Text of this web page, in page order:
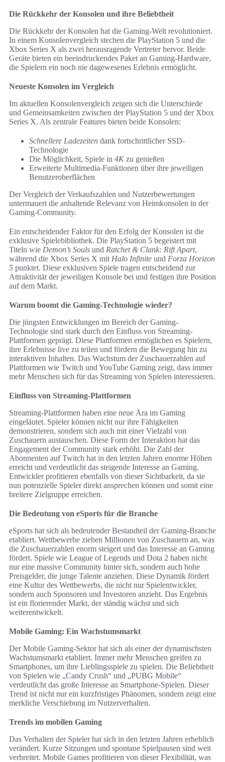
Die Rückkehr der Konsolen und ihre Beliebtheit
Die Rückkehr der Konsolen hat die Gaming-Welt revolutioniert.
In einem Konsolenvergleich stechen die PlayStation 5 und die
Xbox Series X als zwei herausragende Vertreter hervor. Beide
Geräte bieten ein beeindruckendes Paket an Gaming-Hardware,
die Spielern ein noch nie dagewesenes Erlebnis ermöglicht.
Neueste Konsolen im Vergleich
Im aktuellen Konsolenvergleich zeigen sich die Unterschiede
und Gemeinsamkeiten zwischen der PlayStation 5 und der Xbox
Series X. Als zentrale Features bieten beide Konsolen:
Schnellere Ladezeiten dank fortschrittlicher SSD-
Technologie
Die Möglichkeit, Spiele in 4Kzu genießen
Erweiterte Multimedia-Funktionen über ihre jeweiligen
Benutzeroberflächen
Der Vergleich der Verkaufszahlen und Nutzerbewertungen
untermauert die anhaltende Relevanz von Heimkonsolen in der
Gaming-Community.
Ein entscheidender Faktor für den Erfolg der Konsolen ist die
exklusive Spielebibliothek. Die PlayStation 5 begeistert mit
Titeln wie Demon’s Souls und Ratchet & Clank: Rift Apart,
während die Xbox Series X mit Halo Infinite und Forza Horizon
5 punktet. Diese exklusiven Spiele tragen entscheidend zur
Attraktivität der jeweiligen Konsole bei und festigen ihre Position
auf dem Markt.
Warum boomt die Gaming-Technologie wieder?
Die jüngsten Entwicklungen im Bereich der Gaming-
Technologie sind stark durch den Einfluss von Streaming-
Plattformen geprägt. Diese Plattformen ermöglichen es Spielern,
ihre Erlebnisse live zu teilen und fördern die Bewegung hin zu
interaktiven Inhalten. Das Wachstum der Zuschauerzahlen auf
Plattformen wie Twitch und YouTube Gaming zeigt, dass immer
mehr Menschen sich für das Streaming von Spielen interessieren.
Einfluss von Streaming-Plattformen
Streaming-Plattformen haben eine neue Ära im Gaming
eingeläutet. Spieler können nicht nur ihre Fähigkeiten
demonstrieren, sondern sich auch mit einer Vielzahl von
Zuschauern austauschen. Diese Form der Interaktion hat das
Engagement der Community stark erhöht. Die Zahl der
Abonnenten auf Twitch hat in den letzten Jahren enorme Höhen
erreicht und verdeutlicht das steigende Interesse an Gaming.
Entwickler profitieren ebenfalls von dieser Sichtbarkeit, da sie
nun potenzielle Spieler direkt ansprechen können und somit eine
breitere Zielgruppe erreichen.
Die Bedeutung von eSports für die Branche
eSports hat sich als bedeutender Bestandteil der Gaming-Branche
etabliert. Wettbewerbe ziehen Millionen von Zuschauern an, was
die Zuschauerzahlen enorm steigert und das Interesse an Gaming
fördert. Spiele wie League of Legends und Dota 2 haben nicht
nur eine massive Community hinter sich, sondern auch hohe
Preisgelder, die junge Talente anziehen. Diese Dynamik fördert
eine Kultur des Wettbewerbs, die nicht nur Spielentwickler,
sondern auch Sponsoren und Investoren anzieht. Das Ergebnis
ist ein florierender Markt, der ständig wächst und sich
weiterentwickelt.
Mobile Gaming: Ein Wachstumsmarkt
Der Mobile Gaming-Sektor hat sich als einer der dynamischsten
Wachstumsmarkt etabliert. Immer mehr Menschen greifen zu
Smartphones, um ihre Lieblingsspiele zu spielen. Die Beliebtheit
von Spielen wie „Candy Crush“ und „PUBG Mobile“
verdeutlicht das große Interesse an Smartphone-Spielen. Dieser
Trend ist nicht nur ein kurzfristiges Phänomen, sondern zeigt eine
merkliche Verschiebung im Nutzerverhalten.
Trends im mobilen Gaming
Das Verhalten der Spieler hat sich in den letzten Jahren erheblich
verändert. Kurze Sitzungen und spontane Spielpausen sind weit
verbreitet. Mobile Games profitieren von dieser Flexibilität, was